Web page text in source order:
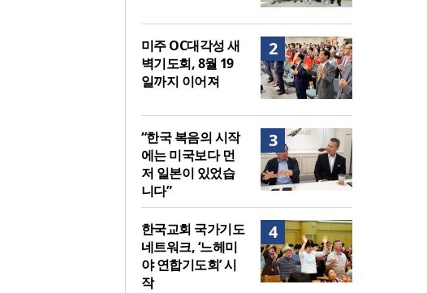
2
미주 OC대각성 새
벽기도회, 8월 19
일까지 이어져
3
“한국 복음의 시작
에는 미국보다 먼
저 일본이 있었습
니다”
4
한국교회 국가기도
네트워크, ‘느헤미
야 연합기도회’ 시
작